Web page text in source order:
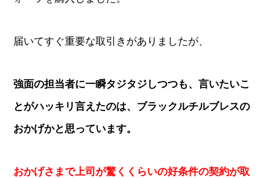
届いてすぐ重要な取引きがありましたが、
強面の担当者に一瞬タジタジしつつも、言いたいこ
とがハッキリ言えたのは、ブラックルチルブレスの
おかげかと思っています。
おかげさまで上司が驚くくらいの好条件の契約が取